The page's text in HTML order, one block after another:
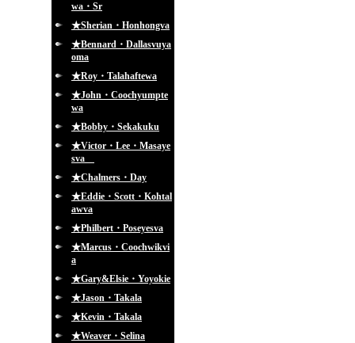
wa・Sr
★Sherian・Honhongva
★Bennard・Dallasvuya
oma
★Roy・Talahaftewa
★John・Coochyumpte
wa
★Bobby・Sekakuku
★Victor・Lee・Masaye
sva
★Chalmers・Day
★Eddie・Scott・Kohtal
awva
★Philbert・Poseyesva
★Marcus・Coochwikvi
a
★Gary&Elsie・Yoyokie
★Jason・Takala
★Kevin・Takala
★Weaver・Selina